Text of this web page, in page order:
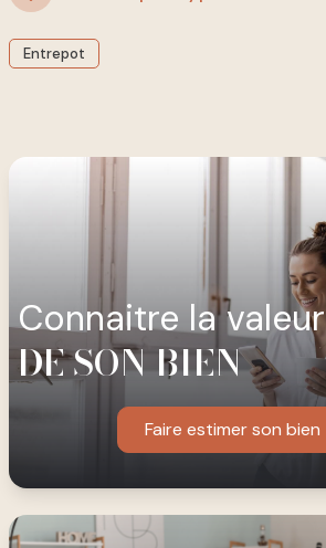
Entrepot
connaitre la valeur
DE SON BIEN
Faire estimer son bien